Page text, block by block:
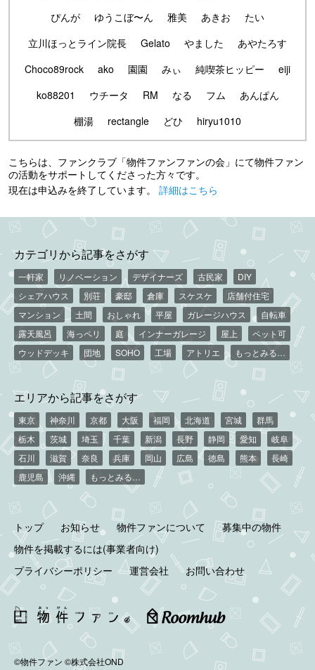
ぴんが
ゆうこぼ〜ん 雅美 あきお
たい
立川ほっとライン院長
Gelato やました
あやたろす
Choco89rock
ako 園園 みぃ 純喫茶ヒッピー
eiji
ko88201
ウチータ RM なる フム
あんぱん
棚湯
rectangle どひ hiryu1010
こちらは、ファンクラブ「物件ファンファンの会」にて物件ファン
の活動をサポートしてくださった方々です。
現在は申込みを終了しています。 詳細はこちら
カテゴリから記事をさがす
一軒家 リノベーション デザイナーズ 古民家
DIY
シェアハウス
別荘 豪邸 倉庫 スケスケ
店舗付住宅
マンション
土間 おしゃれ 平屋 ガレージハウス
自転車
露天風呂
海っペリ 庭 インナーガレージ 屋上
ペット可
ウッドデッキ
団地 SOHO 工場 アトリエ もっとみる…
エリアから記事をさがす
東京 神奈川 京都 大阪 福岡 北海道 宮城
群馬
栃木
茨城 埼玉 千葉 新潟 長野 静岡 愛知
岐阜
石川
滋賀 奈良 兵庫 岡山 広島 徳島 熊本
長崎
鹿児島
沖縄 もっとみる…
トップ お知らせ 物件ファンについて
募集中の物件
物件を掲載するには(事業者向け)
プライバシーポリシー
運営会社 お問い合わせ
©物件ファン ©株式会社OND